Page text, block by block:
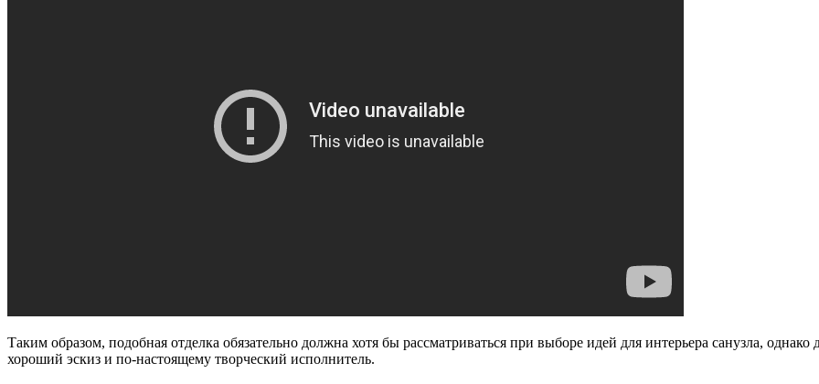
Таким образом, подобная отделка обязательно должна хотя бы рассматриваться при выборе идей для интерьера санузла,
хороший эскиз и по-настоящему творческий исполнитель.